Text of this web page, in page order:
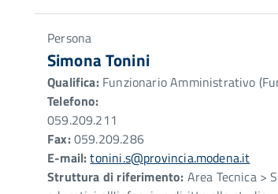
Persona
Simona Tonini
Qualifica:Funzionario Amministrativo
Telefono:
059.209.211
Fax:059.209.286
E-mail:tonini.s@provincia.modena.it
Struttura di riferimento: Area Tecnica >